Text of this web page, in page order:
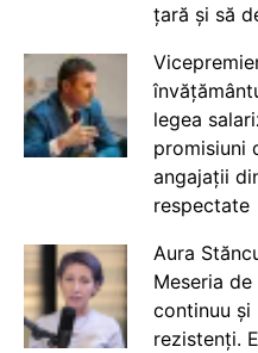
țară și să
legea
promisiuni
angajații
respectate
Aura
Meseria
continuu și
rezistenți.